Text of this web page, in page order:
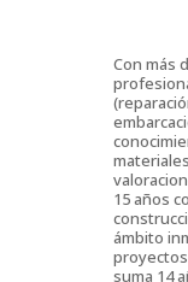
Con más
15 años
ámbito
suma 14